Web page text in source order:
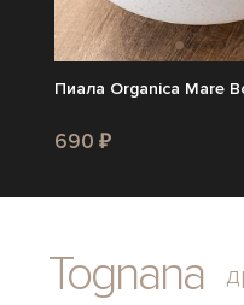
Пиала Organica Mare
690 ₽
Tognana